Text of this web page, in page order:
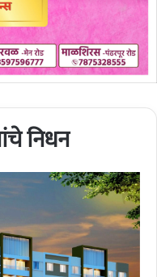
निधन